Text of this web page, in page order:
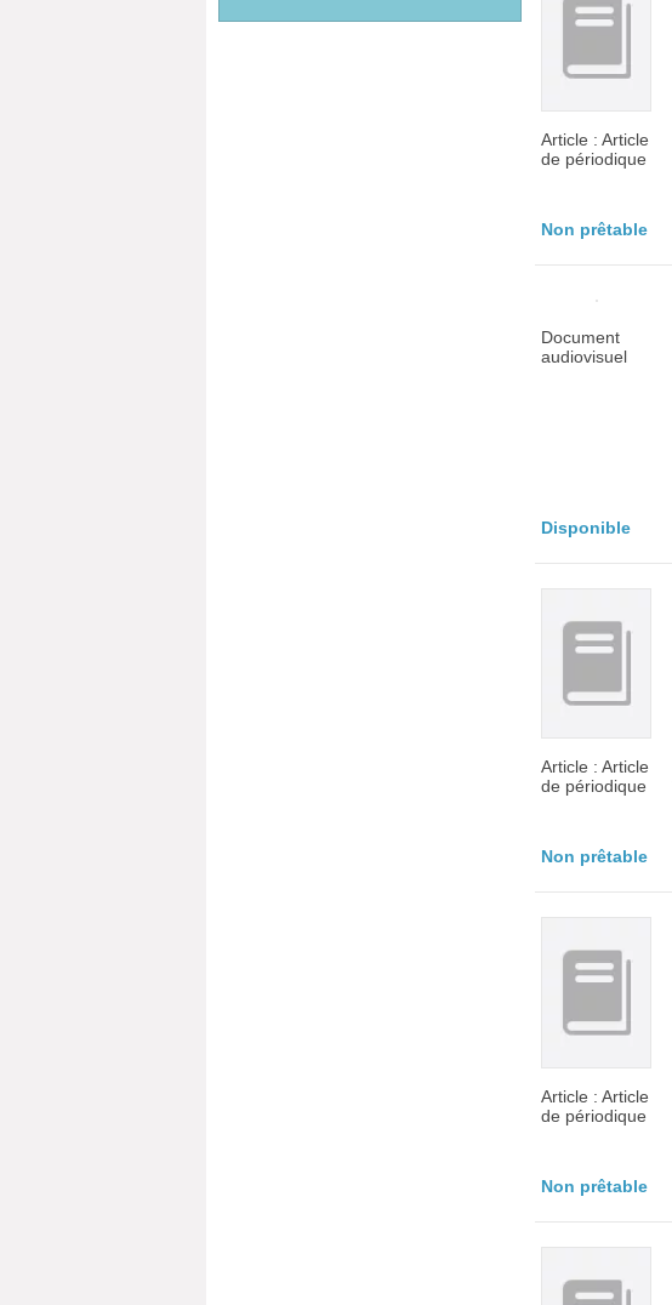
Article : Article
de périodique
Non prêtable
Document
audiovisuel
Disponible
Article : Article
de périodique
Non prêtable
Article : Article
de périodique
Non prêtable